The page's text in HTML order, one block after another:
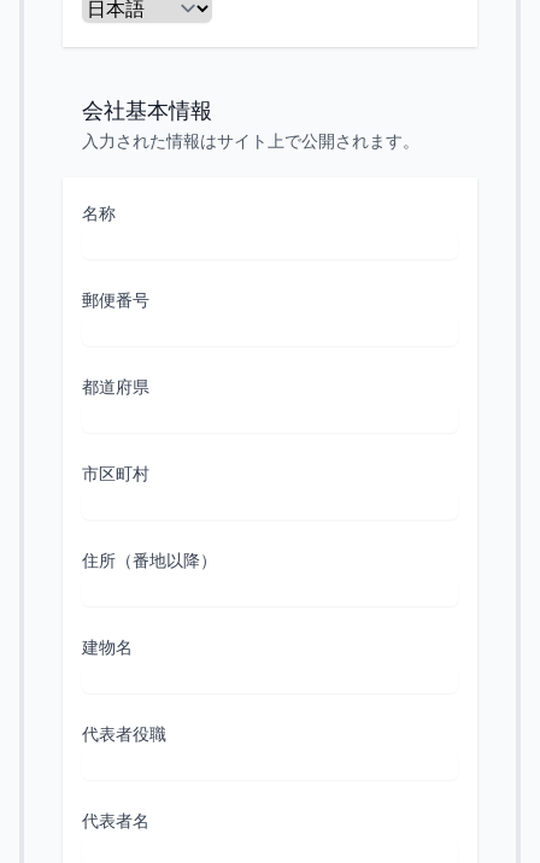
会社基本情報
入力された情報はサイト上で公開されます。
名称
郵便番号
都道府県
市区町村
住所（番地以降）
建物名
代表者役職
代表者名